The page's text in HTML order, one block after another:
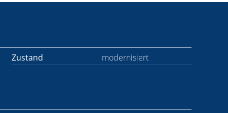
Zustand
modernisiert